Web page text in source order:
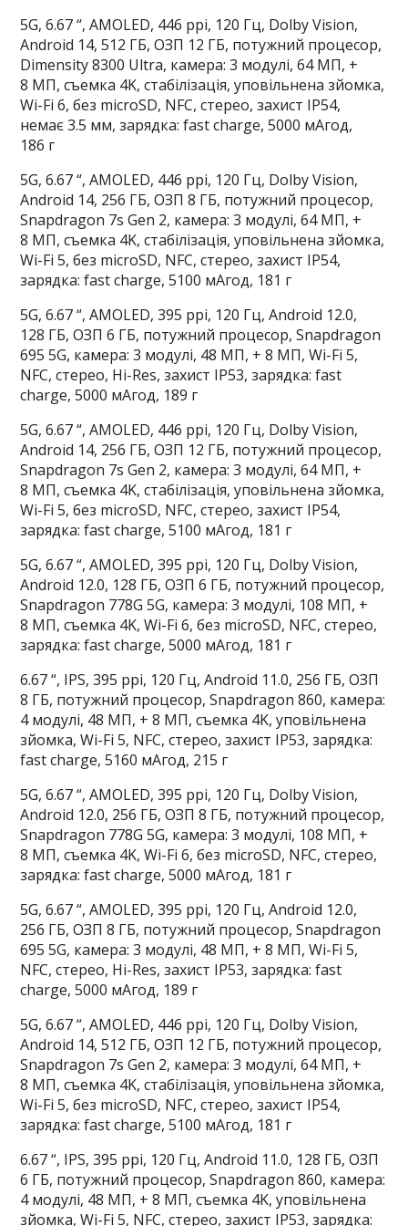
5G, 6.67 “, AMOLED, 446 ppi, 120 Гц, Dolby Vision,
Android 14, 512 ГБ, ОЗП 12 ГБ, потужний процесор,
Dimensity 8300 Ultra, камера: 3 модулі, 64 МП, +
8 МП, съемка 4K, стабілізація, уповільнена зйомка,
Wi-Fi 6, без microSD, NFC, стерео, захист IP54,
немає 3.5 мм, зарядка: fast charge, 5000 мАгод,
186 г
5G, 6.67 “, AMOLED, 446 ppi, 120 Гц, Dolby Vision,
Android 14, 256 ГБ, ОЗП 8 ГБ, потужний процесор,
Snapdragon 7s Gen 2, камера: 3 модулі, 64 МП, +
8 МП, съемка 4K, стабілізація, уповільнена зйомка,
Wi-Fi 5, без microSD, NFC, стерео, захист IP54,
зарядка: fast charge, 5100 мАгод, 181 г
5G, 6.67 “, AMOLED, 395 ppi, 120 Гц, Android 12.0,
128 ГБ, ОЗП 6 ГБ, потужний процесор, Snapdragon
695 5G, камера: 3 модулі, 48 МП, + 8 МП, Wi-Fi 5,
NFC, стерео, Hi-Res, захист IP53, зарядка: fast
charge, 5000 мАгод, 189 г
5G, 6.67 “, AMOLED, 446 ppi, 120 Гц, Dolby Vision,
Android 14, 256 ГБ, ОЗП 12 ГБ, потужний процесор,
Snapdragon 7s Gen 2, камера: 3 модулі, 64 МП, +
8 МП, съемка 4K, стабілізація, уповільнена зйомка,
Wi-Fi 5, без microSD, NFC, стерео, захист IP54,
зарядка: fast charge, 5100 мАгод, 181 г
5G, 6.67 “, AMOLED, 395 ppi, 120 Гц, Dolby Vision,
Android 12.0, 128 ГБ, ОЗП 6 ГБ, потужний процесор,
Snapdragon 778G 5G, камера: 3 модулі, 108 МП, +
8 МП, съемка 4K, Wi-Fi 6, без microSD, NFC, стерео,
зарядка: fast charge, 5000 мАгод, 181 г
6.67 “, IPS, 395 ppi, 120 Гц, Android 11.0, 256 ГБ, ОЗП
8 ГБ, потужний процесор, Snapdragon 860, камера:
4 модулі, 48 МП, + 8 МП, съемка 4K, уповільнена
зйомка, Wi-Fi 5, NFC, стерео, захист IP53, зарядка:
fast charge, 5160 мАгод, 215 г
5G, 6.67 “, AMOLED, 395 ppi, 120 Гц, Dolby Vision,
Android 12.0, 256 ГБ, ОЗП 8 ГБ, потужний процесор,
Snapdragon 778G 5G, камера: 3 модулі, 108 МП, +
8 МП, съемка 4K, Wi-Fi 6, без microSD, NFC, стерео,
зарядка: fast charge, 5000 мАгод, 181 г
5G, 6.67 “, AMOLED, 395 ppi, 120 Гц, Android 12.0,
256 ГБ, ОЗП 8 ГБ, потужний процесор, Snapdragon
695 5G, камера: 3 модулі, 48 МП, + 8 МП, Wi-Fi 5,
NFC, стерео, Hi-Res, захист IP53, зарядка: fast
charge, 5000 мАгод, 189 г
5G, 6.67 “, AMOLED, 446 ppi, 120 Гц, Dolby Vision,
Android 14, 512 ГБ, ОЗП 12 ГБ, потужний процесор,
Snapdragon 7s Gen 2, камера: 3 модулі, 64 МП, +
8 МП, съемка 4K, стабілізація, уповільнена зйомка,
Wi-Fi 5, без microSD, NFC, стерео, захист IP54,
зарядка: fast charge, 5100 мАгод, 181 г
6.67 “, IPS, 395 ppi, 120 Гц, Android 11.0, 128 ГБ, ОЗП
6 ГБ, потужний процесор, Snapdragon 860, камера:
4 модулі, 48 МП, + 8 МП, съемка 4K, уповільнена
зйомка, Wi-Fi 5, NFC, стерео, захист IP53, зарядка: